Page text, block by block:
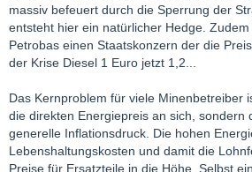
massiv befeuert durch die Sperrung der
entsteht hier ein natürlicher Hedge.
Petrobas einen Staatskonzern der die
der Krise Diesel 1 Euro jetzt 1,2...
Das Kernproblem für viele Minenbetreiber
die direkten Energiepreis an sich, sondern
generelle Inflationsdruck. Die hohen
Lebenshaltungskosten und damit die
Preise für Ersatzteile in die Höhe. Selbst